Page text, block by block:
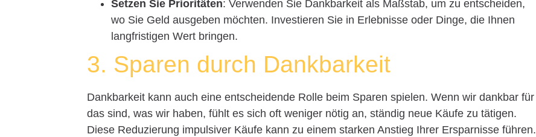
Setzen Sie Prioritäten: Verwenden Sie Dankbarkeit als Maßstab, um zu entscheiden,
wo Sie Geld ausgeben möchten. Investieren Sie in Erlebnisse oder Dinge, die Ihnen
langfristigen Wert bringen.
3. Sparen durch Dankbarkeit
Dankbarkeit kann auch eine entscheidende Rolle beim Sparen spielen. Wenn wir dankbar für
das sind, was wir haben, fühlt es sich oft weniger nötig an, ständig neue Käufe zu tätigen.
Diese Reduzierung impulsiver Käufe kann zu einem starken Anstieg Ihrer Ersparnisse führen.